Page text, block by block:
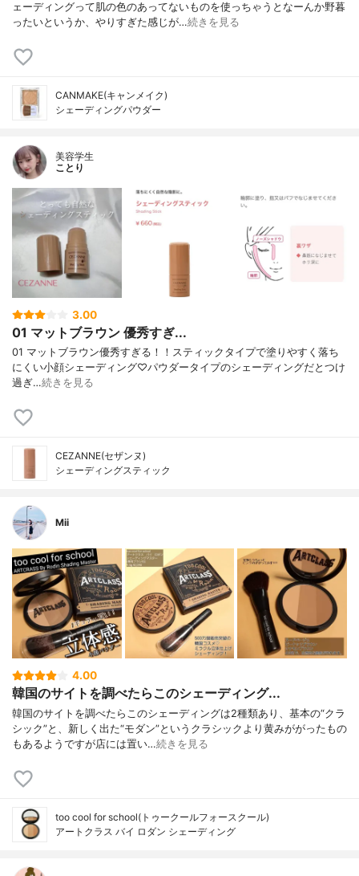
ェーディングって肌の色のあってないものを使っちゃうとなーんか野暮
ったいというか、やりすぎた感じが…続きを見る
CANMAKE(キャンメイク)
シェーディングパウダー
美容学生
ことり
3.00
01 マットブラウン 優秀すぎ...
01 マットブラウン優秀すぎる！！スティックタイプで塗りやすく落ち
にくい小顔シェーディング♡パウダータイプのシェーディングだとつけ
過ぎ…続きを見る
CEZANNE(セザンヌ)
シェーディングスティック
Mii
4.00
韓国のサイトを調べたらこのシェーディング...
韓国のサイトを調べたらこのシェーディングは2種類あり、基本の“クラ
シック”と、新しく出た“モダン”というクラシックより黄みががったもの
もあるようですが店には置い…続きを見る
too cool for school(トゥークールフォースクール)
アートクラス バイ ロダン シェーディング